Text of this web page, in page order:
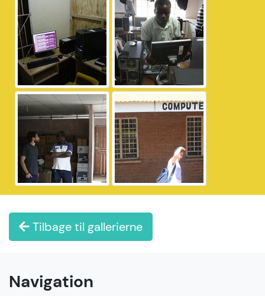
Tilbage til gallerierne
Navigation